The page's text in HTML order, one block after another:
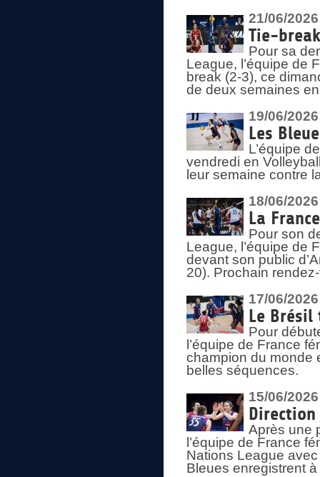
21/06/2026
Tie-
Pour sa
League, l’équipe de
break (2-3), ce
de deux semaines
19/06/2026
Les
L’équipe
vendredi en
leur semaine contre
18/06/2026
La
Pour son
League, l’équipe de
devant son public
20). Prochain
17/06/2026
Le
Pour
l’équipe de France
champion du monde
belles séquences.
15/06/2026
Après une
l’équipe de France
Nations League
Bleues enregistrent